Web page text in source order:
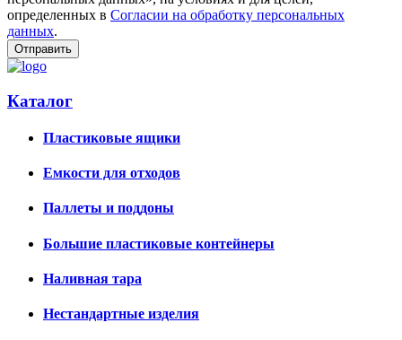
определенных в Согласии на обработку персональных
данных.
Каталог
Пластиковые ящики
Емкости для отходов
Паллеты и поддоны
Большие пластиковые контейнеры
Наливная тара
Нестандартные изделия